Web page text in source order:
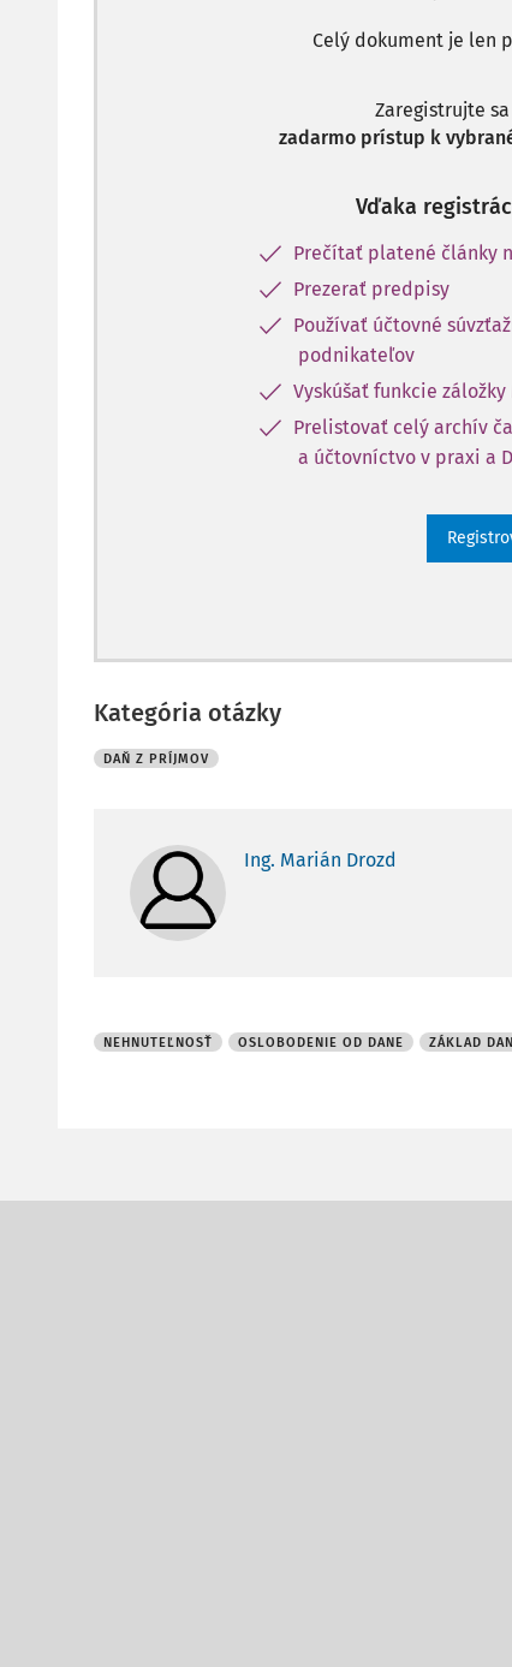
Celý dokument je len
Zaregistrujte
zadarmo prístup k
Vďaka
Prečítať platené články
Prezerať predpisy
Používať účtovné
podnikateľov
Vyskúšať funkcie
Prelistovať celý archív
a účtovníctvo v praxi a
Kategória otázky
DAŇ Z PRÍJMOV
Ing. Marián Drozd
NEHNUTEĽNOSŤ OSLOBODENIE OD DANE ZÁKLAD